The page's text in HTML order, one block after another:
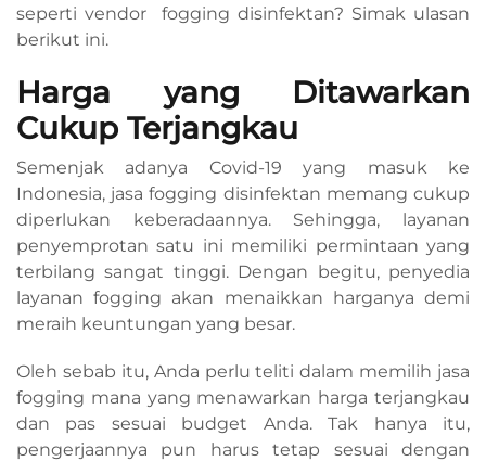
seperti vendor fogging disinfektan? Simak ulasan
berikut ini.
Harga yang Ditawarkan
Cukup Terjangkau
Semenjak adanya Covid-19 yang masuk ke
Indonesia, jasa fogging disinfektan memang cukup
diperlukan keberadaannya. Sehingga, layanan
penyemprotan satu ini memiliki permintaan yang
terbilang sangat tinggi. Dengan begitu, penyedia
layanan fogging akan menaikkan harganya demi
meraih keuntungan yang besar.
Oleh sebab itu, Anda perlu teliti dalam memilih jasa
fogging mana yang menawarkan harga terjangkau
dan pas sesuai budget Anda. Tak hanya itu,
pengerjaannya pun harus tetap sesuai dengan